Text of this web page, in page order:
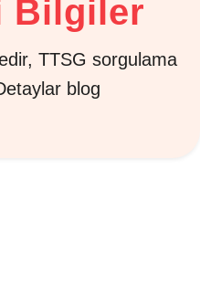
Bilgiler
TTSG sorgulama
blog